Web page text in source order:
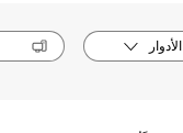
الأدوار